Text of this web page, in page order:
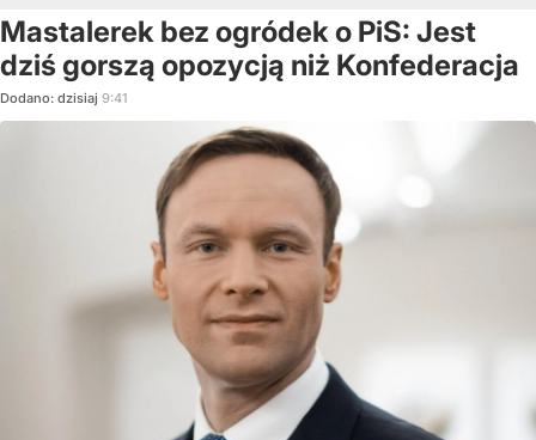
Mastalerek bez ogródek o PiS: Jest
dziś gorszą opozycją niż Konfederacja
Dodano: dzisiaj 9:41